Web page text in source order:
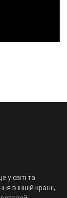
у світі та
в іншій країні,